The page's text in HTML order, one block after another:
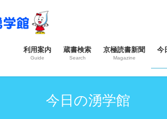
利用案内
Guide
蔵書検索
Search
京極読書新聞
Magazine
今
今日の湧学館